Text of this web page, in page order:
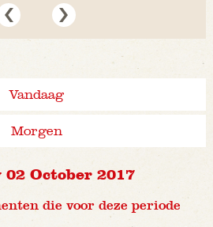
Vandaag
Morgen
02 October 2017
die voor deze periode